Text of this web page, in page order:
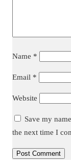
Name *
Email *
Website
Save my
the next time I